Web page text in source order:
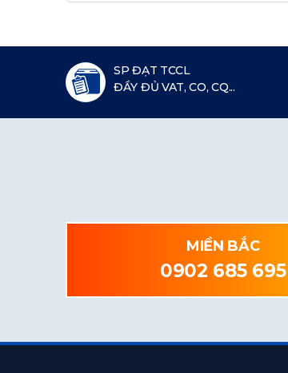
SP ĐẠT TCCL
ĐẦY ĐỦ VAT, CO, CQ...
MIỀN BẮC
0902 685 695